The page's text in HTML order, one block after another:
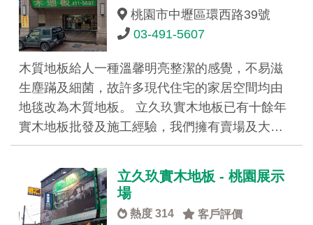
桃園市中壢區環西路39號
03-491-5607
木質地板給人一種溫馨明亮整潔的感覺，不易滋
生塵蹣及細菌，故許多現代住宅的家居空間均由
地毯改為木質地板。 立久玖實木地板已有十餘年
實木地板批發及施工經驗，我們擁有賣場及大…
立久玖實木地板 - 桃園展示
場
熱度 314 客戶評價